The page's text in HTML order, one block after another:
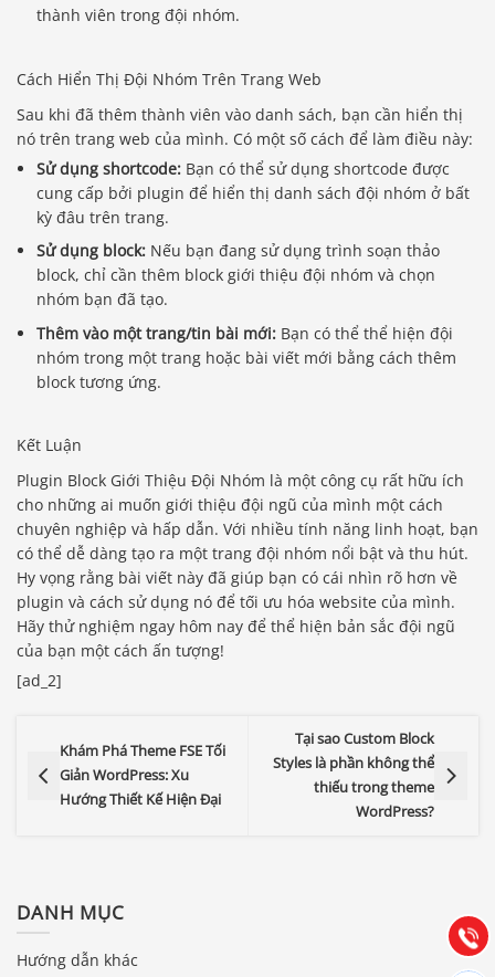
thành viên trong đội nhóm.
Cách Hiển Thị Đội Nhóm Trên Trang Web
Sau khi đã thêm thành viên vào danh sách, bạn cần hiển thị
nó trên trang web của mình. Có một số cách để làm điều này:
Sử dụng shortcode: Bạn có thể sử dụng shortcode được
cung cấp bởi plugin để hiển thị danh sách đội nhóm ở bất
kỳ đâu trên trang.
Sử dụng block: Nếu bạn đang sử dụng trình soạn thảo
block, chỉ cần thêm block giới thiệu đội nhóm và chọn
nhóm bạn đã tạo.
Thêm vào một trang/tin bài mới: Bạn có thể thể hiện đội
nhóm trong một trang hoặc bài viết mới bằng cách thêm
block tương ứng.
Kết Luận
Plugin Block Giới Thiệu Đội Nhóm là một công cụ rất hữu ích
cho những ai muốn giới thiệu đội ngũ của mình một cách
chuyên nghiệp và hấp dẫn. Với nhiều tính năng linh hoạt, bạn
có thể dễ dàng tạo ra một trang đội nhóm nổi bật và thu hút.
Hy vọng rằng bài viết này đã giúp bạn có cái nhìn rõ hơn về
plugin và cách sử dụng nó để tối ưu hóa website của mình.
Hãy thử nghiệm ngay hôm nay để thể hiện bản sắc đội ngũ
của bạn một cách ấn tượng!
[ad_2]
Khám Phá Theme FSE Tối
Giản WordPress: Xu
Hướng Thiết Kế Hiện Đại
Tại sao Custom Block
Styles là phần không thể
thiếu trong theme
WordPress?
DANH MỤC
Hướng dẫn khác
Gọi
Báo giá & Đặt hàng:
(028) 22.166.144